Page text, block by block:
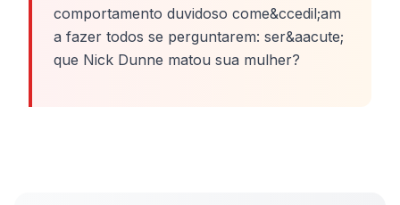
comportamento duvidoso come&ccedil;am
a fazer todos se perguntarem: ser&aacute;
que Nick Dunne matou sua mulher?